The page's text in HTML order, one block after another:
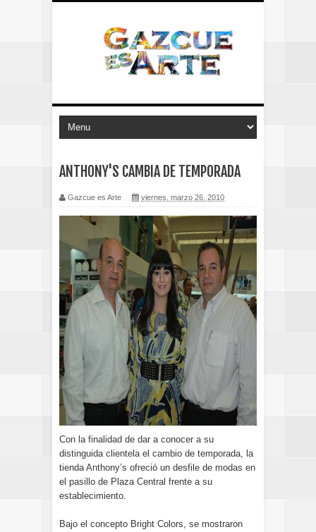
ANTHONY'S CAMBIA DE TEMPORADA
Gazcue es Arte viernes, marzo 26, 2010
Con la finalidad de dar a conocer a su
distinguida clientela el cambio de temporada, la
tienda Anthony’s ofreció un desfile de modas en
el pasillo de Plaza Central frente a su
establecimiento.
Bajo el concepto Bright Colors, se mostraron